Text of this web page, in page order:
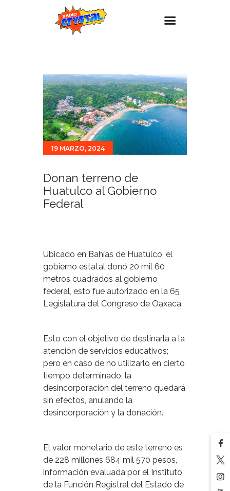
Estaciones
Eventos
Promociones
Noticias
Para ti
19 MARZO, 2024
Donan terreno de
Huatulco al Gobierno
Federal
Ubicado en Bahías de Huatulco, el
gobierno estatal donó 20 mil 60
metros cuadrados al gobierno
federal, esto fue autorizado en la 65
Legislatura del Congreso de Oaxaca.
Esto con el objetivo de destinarla a la
atención de servicios educativos;
pero en caso de no utilizarlo en cierto
tiempo determinado, la
desincorporación del terreno quedará
sin efectos, anulando la
desincorporación y la donación.
El valor monetario de este terreno es
de 228 millones 684 mil 570 pesos,
información evaluada por el Instituto
de la Función Registral del Estado de